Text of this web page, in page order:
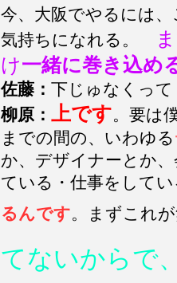
今、大阪でやるには
気持ちになれる。
け一緒に巻き込め
佐藤： 下じゅなくっ
柳原： 上です。要は
までの間の、いわゆる
か、デザイナーとか
ている・仕事をして
るんです。まずこれ
てないからで